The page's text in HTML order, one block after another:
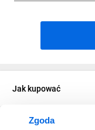
Zgoda
Jak kupować
O firmie